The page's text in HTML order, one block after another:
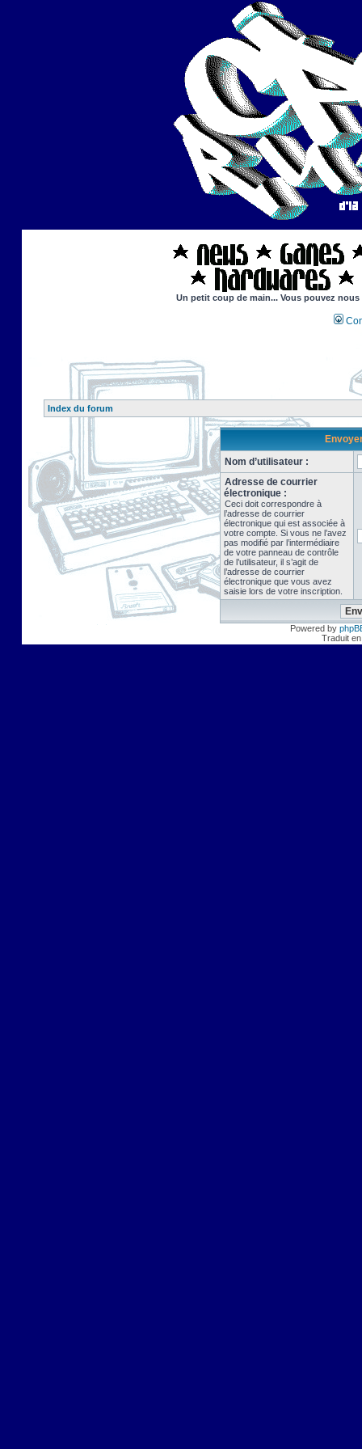
Un petit coup de main... Vous pouvez
Index du forum
Nom d’utilisateur :
Adresse de courrier
électronique :
Ceci doit correspondre à
l’adresse de courrier
électronique qui est associée à
votre compte. Si vous ne l’avez
pas modifié par l’intermédiaire
de votre panneau de contrôle
de l’utilisateur, il s’agit de
l’adresse de courrier
électronique que vous avez
saisie lors de votre inscription.
Powered by
Traduit